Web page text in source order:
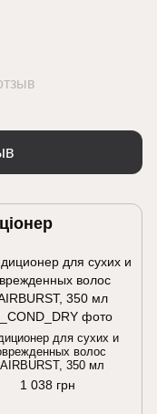
для сухих и
волос
350 мл
1 038 грн